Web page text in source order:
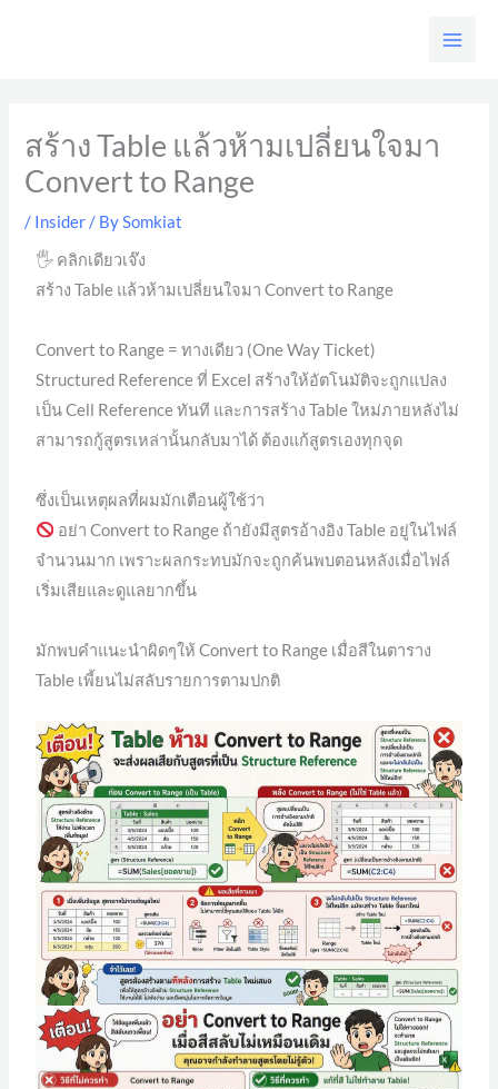
สร้าง Table แล้วห้ามเปลี่ยนใจมา
Convert to Range
/ Insider / BySomkiat
🖐️ คลิกเดียวเจ๊ง
สร้าง Table แล้วห้ามเปลี่ยนใจมา Convert to Range
Convert to Range = ทางเดียว (One Way Ticket)
Structured Reference ที่ Excel สร้างให้อัตโนมัติจะถูกแปลง
เป็น Cell Reference ทันที และการสร้าง Table ใหม่ภายหลังไม่
สามารถกู้สูตรเหล่านั้นกลับมาได้ ต้องแก้สูตรเองทุกจุด
ซึ่งเป็นเหตุผลที่ผมมักเตือนผู้ใช้ว่า
อย่า Convert to Range ถ้ายังมีสูตรอ้างอิง Table อยู่ในไฟล์
จำนวนมาก เพราะผลกระทบมักจะถูกค้นพบตอนหลังเมื่อไฟล์
เริ่มเสียและดูแลยากขึ้น
มักพบคำแนะนำผิดๆให้ Convert to Range เมื่อสีในตาราง
Table เพี้ยนไม่สลับรายการตามปกติ